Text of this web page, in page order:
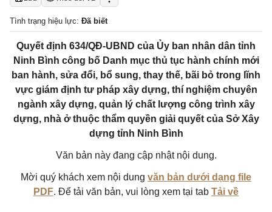
Tình trạng hiệu lực: Đã biết
Quyết định 634/QĐ-UBND của Ủy ban nhân dân tỉnh
Ninh Bình công bố Danh mục thủ tục hành chính mới
ban hành, sửa đổi, bổ sung, thay thế, bãi bỏ trong lĩnh
vực giám định tư pháp xây dựng, thí nghiệm chuyên
ngành xây dựng, quản lý chất lượng công trình xây
dựng, nhà ở thuộc thẩm quyền giải quyết của Sở Xây
dựng tỉnh Ninh Bình
Văn bản này đang cập nhật nội dung.
Mời quý khách xem nội dung văn bản dưới dạng file
PDF. Để tải văn bản, vui lòng xem tại tab Tải về